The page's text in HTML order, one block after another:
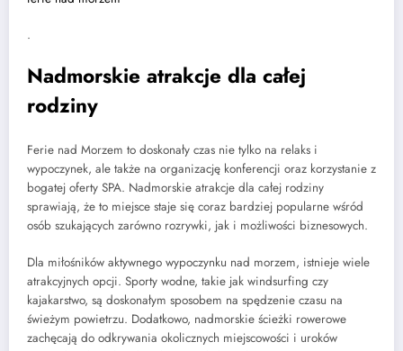
.
Nadmorskie atrakcje dla całej
rodziny
Ferie nad Morzem to doskonały czas nie tylko na relaks i
wypoczynek, ale także na organizację konferencji oraz korzystanie z
bogatej oferty SPA. Nadmorskie atrakcje dla całej rodziny
sprawiają, że to miejsce staje się coraz bardziej popularne wśród
osób szukających zarówno rozrywki, jak i możliwości biznesowych.
Dla miłośników aktywnego wypoczynku nad morzem, istnieje wiele
atrakcyjnych opcji. Sporty wodne, takie jak windsurfing czy
kajakarstwo, są doskonałym sposobem na spędzenie czasu na
świeżym powietrzu. Dodatkowo, nadmorskie ścieżki rowerowe
zachęcają do odkrywania okolicznych miejscowości i uroków